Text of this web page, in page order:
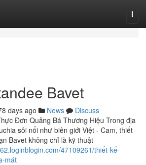
Bavet
days ago News
Discuss
Đơn Quảng Bá Thương Hiệu Trong địa
sôi nổi như biên giới Việt - Cam, thiết
Bavet không chỉ là kỹ thuật
47109261/thiết-kế-
mát